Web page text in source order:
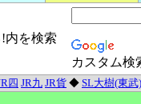
内を検索
カスタム検
四 JR九 JR貨 ◆ SL大樹(東武)